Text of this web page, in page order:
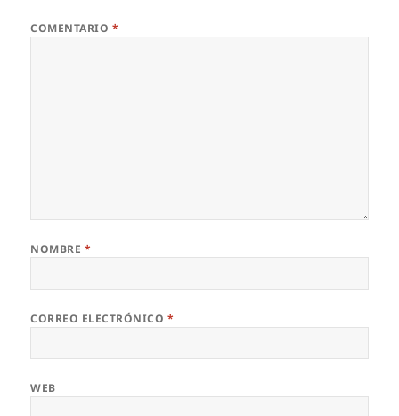
COMENTARIO *
NOMBRE *
CORREO ELECTRÓNICO *
WEB